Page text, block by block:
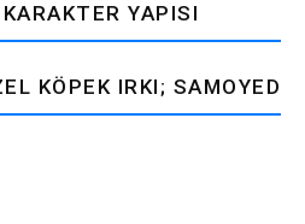
KARAKTER YAPISI
KÖPEK IRKI; SAMOYED